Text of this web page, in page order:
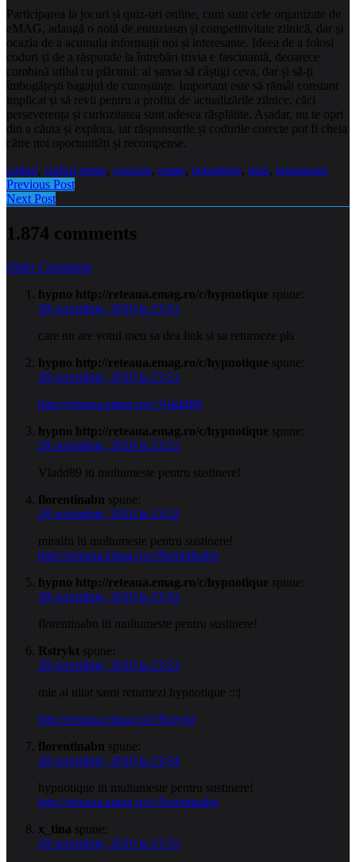
Participarea la jocuri și quiz-uri online, cum sunt cele organizate de
eMAG, adaugă o notă de entuziasm și competitivitate zilnică, dar și
ocazia de a acumula informații noi și interesante. Ideea de a folosi
coduri și de a răspunde la întrebări trivia e fascinantă, deoarece
combină utilul cu plăcutul: ai șansa să câștigi ceva, dar și să-ți
îmbogățești bagajul de cunoștințe. Important este să rămâi constant
implicat și să revii pentru a profita de actualizările zilnice, căci
perseverența și curiozitatea sunt adesea răsplătite. Așadar, nu te opri
din a căuta și explora, iar răspunsurile și codurile corecte pot fi cheia
către noi oportunități și recompense.
coduri, coduri emag, concurs, emag, octombrie, quiz, raspunsuri
Previous Post
Next Post
1.874 comments
Comment
navigation
Older Comments
hypno http://reteaua.emag.ro/c/hypnotique spune:
28 octombrie, 2010 la 23:51
care nu are votul meu sa dea link si sa returneze pls
hypno http://reteaua.emag.ro/c/hypnotique spune:
28 octombrie, 2010 la 23:51
http://reteaua.emag.ro/c/Vladd89
hypno http://reteaua.emag.ro/c/hypnotique spune:
28 octombrie, 2010 la 23:52
Vladd89 iti multumeste pentru sustinere!
florentinabn spune:
28 octombrie, 2010 la 23:52
miralfn iti multumeste pentru sustinere!
http://reteaua.emag.ro/c/florentinabn
hypno http://reteaua.emag.ro/c/hypnotique spune:
28 octombrie, 2010 la 23:52
florentinabn iti multumeste pentru sustinere!
Rstrykt spune:
28 octombrie, 2010 la 23:53
mie ai uitat sami returnezi hypnotique :::|
http://reteaua.emag.ro/c/Rstrykt
florentinabn spune:
28 octombrie, 2010 la 23:54
hypnotique iti multumeste pentru sustinere!
http://reteaua.emag.ro/c/florentinabn
x_tina spune:
28 octombrie, 2010 la 23:55